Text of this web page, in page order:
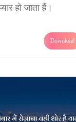
हो जाता हैं।
Download